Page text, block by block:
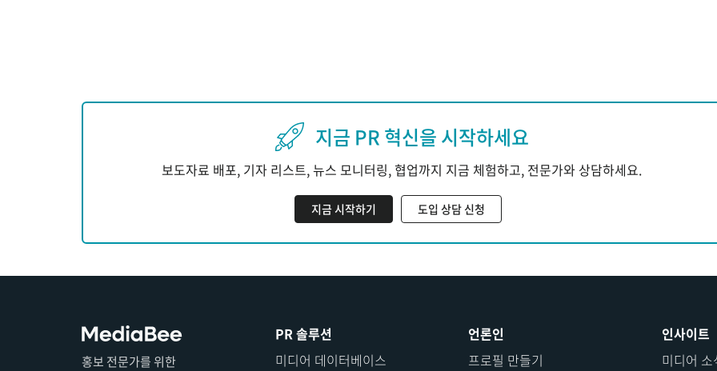
지금 PR 혁신을 시작하세요
보도자료 배포, 기자 리스트, 뉴스 모니터링, 협업까지 지금 체험하고, 전문가와 상담하세요.
지금 시작하기 도입 상담 신청
홍보 전문가를 위한
PR 솔루션
미디어 데이터베이스
언론인
프로필 만들기
인사이트
미디어 소